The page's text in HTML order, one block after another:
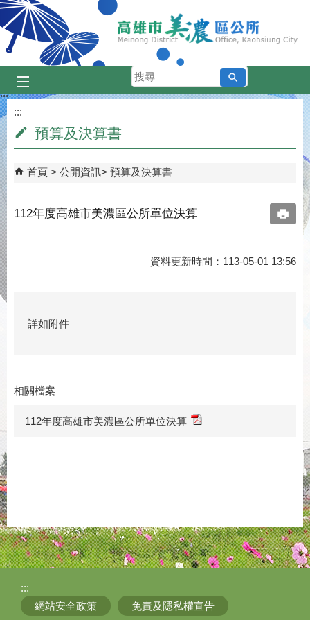
跳到主要內容區塊
搜
尋
:::
:::
預算及決算書
首頁 公開資訊 預算及決算書
112年度高雄市美濃區公所單位決算
資料更新時間：113-05-01 13:56
詳如附件
相關檔案
112年度高雄市美濃區公所單位決算
:::
網站安全政策
免責及隱私權宣告